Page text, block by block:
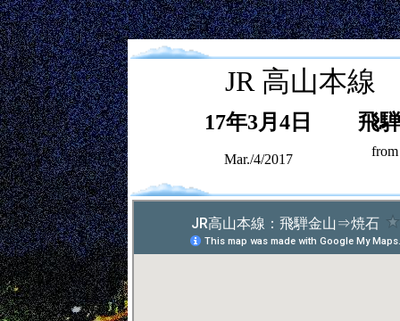
;
JR 高山本線
17年3月4日 飛
Mar./4/2017